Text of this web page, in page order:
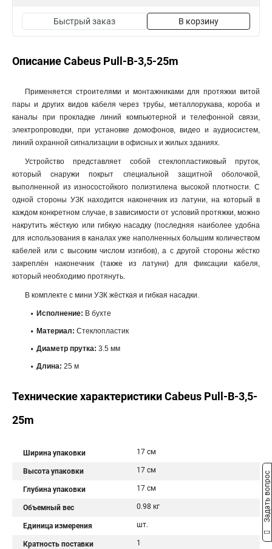
Быстрый заказ В корзину
Описание Cabeus Pull-B-3,5-25m
Применяется строителями и монтажниками для протяжки витой
пары и других видов кабеля через трубы, металлорукава, короба и
каналы при прокладке линий компьютерной и телефонной связи,
электропроводки, при установке домофонов, видео и аудиосистем,
линий охранной сигнализации в офисных и жилых зданиях.
Устройство представляет собой стеклопластиковый пруток,
который снаружи покрыт специальной защитной оболочкой,
выполненной из износостойкого полиэтилена высокой плотности. С
одной стороны УЗК находится наконечник из латуни, на который в
каждом конкретном случае, в зависимости от условий протяжки, можно
накрутить жёсткую или гибкую насадку (последняя наиболее удобна
для использования в каналах уже наполненных большим количеством
кабелей или с высоким числом изгибов), а с другой стороны жёстко
закреплён наконечник (также из латуни) для фиксации кабеля,
который необходимо протянуть.
В комплекте с мини УЗК жёсткая и гибкая насадки.
Исполнение: В бухте
Материал: Стеклопластик
Диаметр прутка: 3.5 мм
Длина: 25 м
Технические характеристики Cabeus Pull-B-3,5-
25m
Ширина упаковки 17 см
Высота упаковки 17 см
Глубина упаковки 17 см
Объемный вес 0.98 кг
Единица измерения шт.
Кратность поставки 1
Задать вопрос